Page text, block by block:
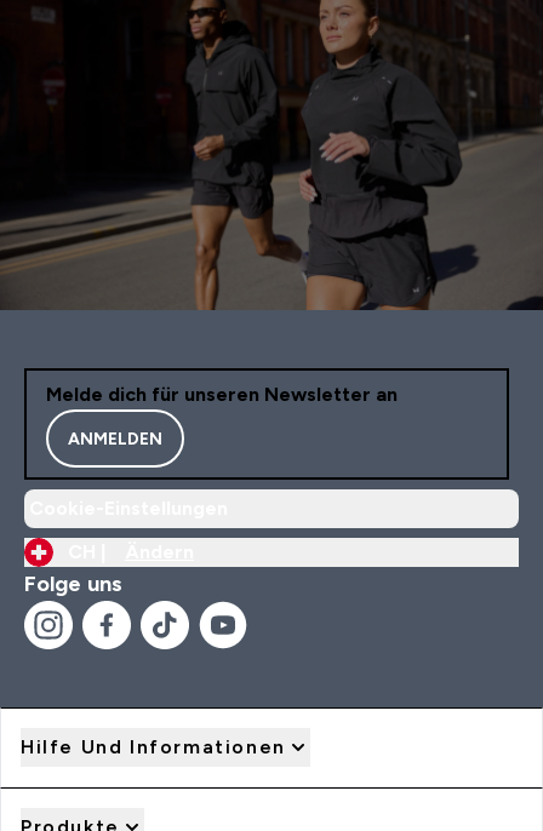
Melde dich für unseren Newsletter an
ANMELDEN
Folge uns
Hilfe Und Informationen
Produkte